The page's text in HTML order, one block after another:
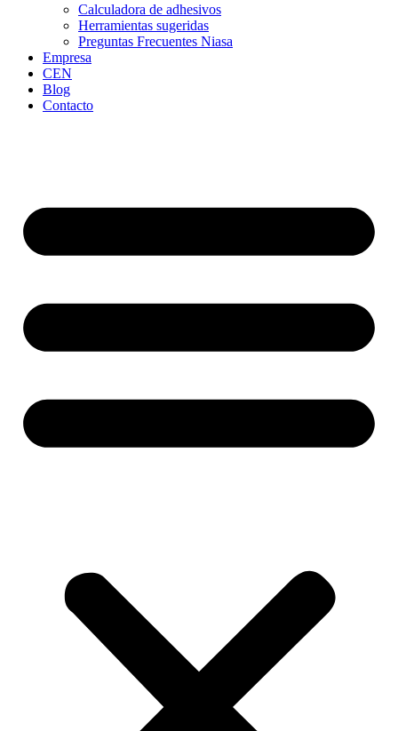
Calculadora de adhesivos
Herramientas sugeridas
Preguntas Frecuentes Niasa
Empresa
CEN
Blog
Contacto